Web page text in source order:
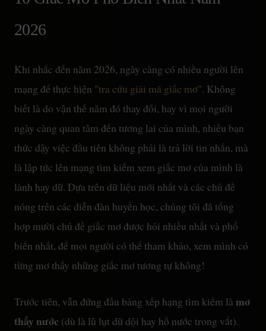
2026
Khi nhắc đến năm 2026, ngày càng có nhiều người lên
mạng để thực hiện "tra cứu giải mã giấc mơ". Không
biết là do vận thế năm đó thay đổi, hay vì mọi người
ngày càng quan tâm đến tương lai của mình, nhiều bạn
thức dậy việc đầu tiên không phải là trả lời tin nhắn, mà
là lập tức lên mạng tìm kiếm xem giấc mơ của mình là
lành hay dữ. Dựa trên dữ liệu mới nhất và các chủ đề
nóng trên các diễn đàn huyền học, chúng tôi đã tổng
hợp mười chủ đề giấc mơ được hỏi nhiều nhất và phổ
biến nhất, để mọi người có thể tham khảo, xem mình có
từng mơ thấy những giấc mơ tương tự không!
Trước tiên, vẫn đứng đầu bảng xếp hạng tìm kiếm là mơ
thấy nước (dù là lũ lụt dữ dội hay hồ nước trong vắt).